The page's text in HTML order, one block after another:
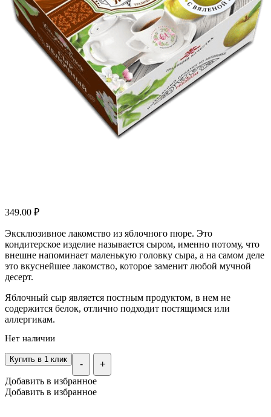
349.00 ₽
Эксклюзивное лакомство из яблочного пюре. Это
кондитерское изделие называется сыром, именно потому, что
внешне напоминает маленькую головку сыра, а на самом деле
это вкуснейшее лакомство, которое заменит любой мучной
десерт.
Яблочный сыр является постным продуктом, в нем не
содержится белок, отлично подходит постящимся или
аллергикам.
Нет наличии
- +
Купить в 1 клик
Добавить в избранное
Добавить в избранное